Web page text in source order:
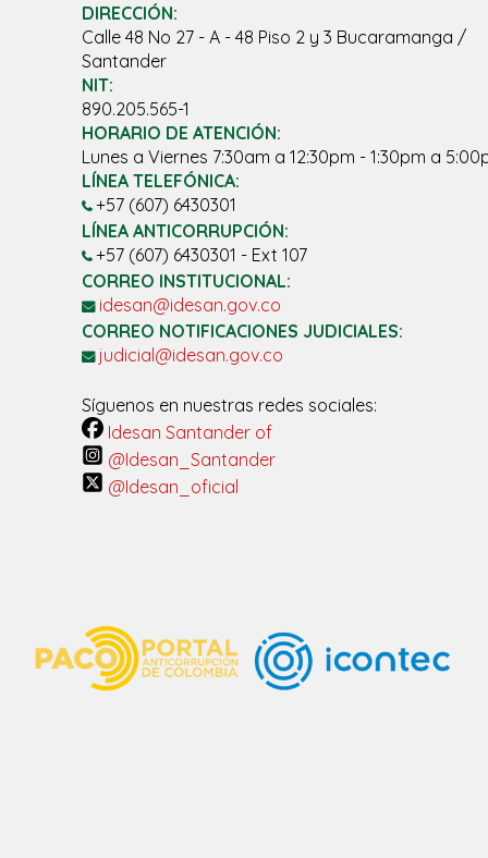
DIRECCIÓN:
Calle 48 No 27 - A - 48 Piso 2 y 3 Bucaramanga /
Santander
NIT:
890.205.565-1
HORARIO DE ATENCIÓN:
Lunes a Viernes 7:30am a 12:30pm - 1:30pm a
LÍNEA TELEFÓNICA:
+57 (607) 6430301
LÍNEA ANTICORRUPCIÓN:
+57 (607) 6430301 - Ext 107
CORREO INSTITUCIONAL:
idesan@idesan.gov.co
CORREO NOTIFICACIONES JUDICIALES:
judicial@idesan.gov.co
Síguenos en nuestras redes sociales:
Idesan Santander of
@Idesan_Santander
@Idesan_oficial